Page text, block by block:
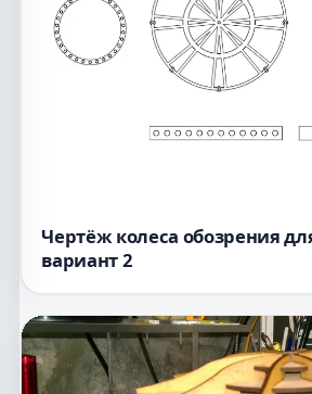
Чертёж колеса обозрения
вариант 2